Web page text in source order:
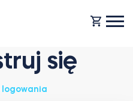
się
logowania